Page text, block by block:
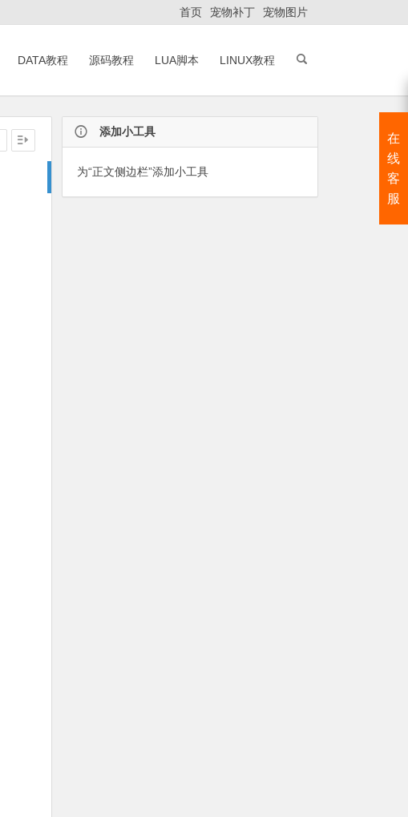
首页 宠物补丁 宠物图片
DATA教程 源码教程 LUA脚本 LINUX教程
添加小工具
为“正文侧边栏”添加小工具
在
线
客
服